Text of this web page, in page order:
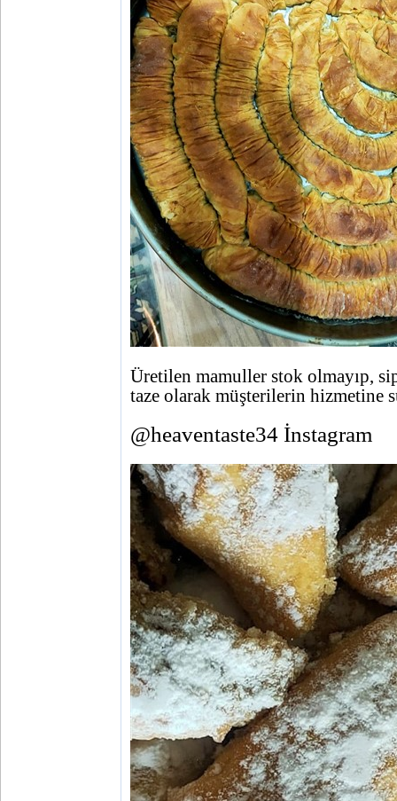
Üretilen mamuller stok olmayıp,
taze olarak müşterilerin hizmetine
@heaventaste34 İnstagram